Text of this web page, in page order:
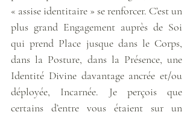
« assise identitaire » se renforcer. C’est un
plus grand Engagement auprès de Soi
qui prend Place jusque dans le Corps,
dans la Posture, dans la Présence, une
Identité Divine davantage ancrée et/ou
déployée, Incarnée. Je perçois que
certains d’entre vous étaient sur un